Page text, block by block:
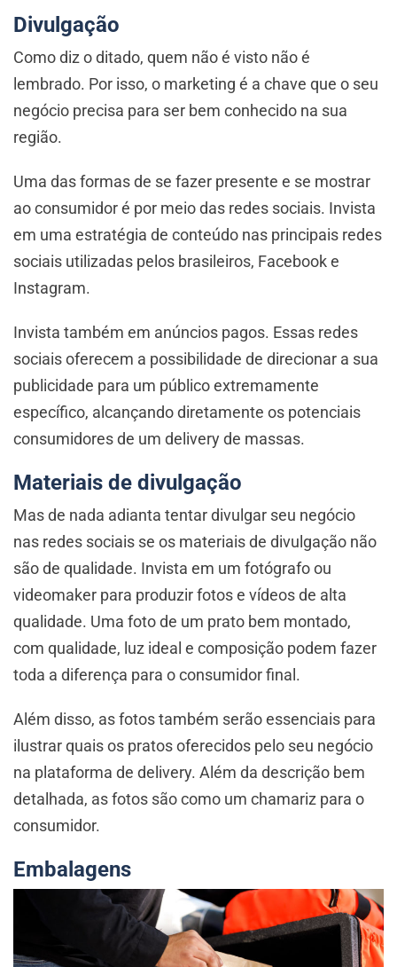
Divulgação
Como diz o ditado, quem não é visto não é
lembrado. Por isso, o marketing é a chave que o seu
negócio precisa para ser bem conhecido na sua
região.
Uma das formas de se fazer presente e se mostrar
ao consumidor é por meio das redes sociais. Invista
em uma estratégia de conteúdo nas principais redes
sociais utilizadas pelos brasileiros, Facebook e
Instagram.
Invista também em anúncios pagos. Essas redes
sociais oferecem a possibilidade de direcionar a sua
publicidade para um público extremamente
específico, alcançando diretamente os potenciais
consumidores de um delivery de massas.
Materiais de divulgação
Mas de nada adianta tentar divulgar seu negócio
nas redes sociais se os materiais de divulgação não
são de qualidade. Invista em um fotógrafo ou
videomaker para produzir fotos e vídeos de alta
qualidade. Uma foto de um prato bem montado,
com qualidade, luz ideal e composição podem fazer
toda a diferença para o consumidor final.
Além disso, as fotos também serão essenciais para
ilustrar quais os pratos oferecidos pelo seu negócio
na plataforma de delivery. Além da descrição bem
detalhada, as fotos são como um chamariz para o
consumidor.
Embalagens